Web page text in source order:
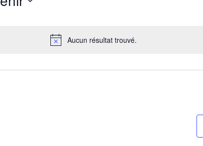
Notice
Aucun résultat trouvé.